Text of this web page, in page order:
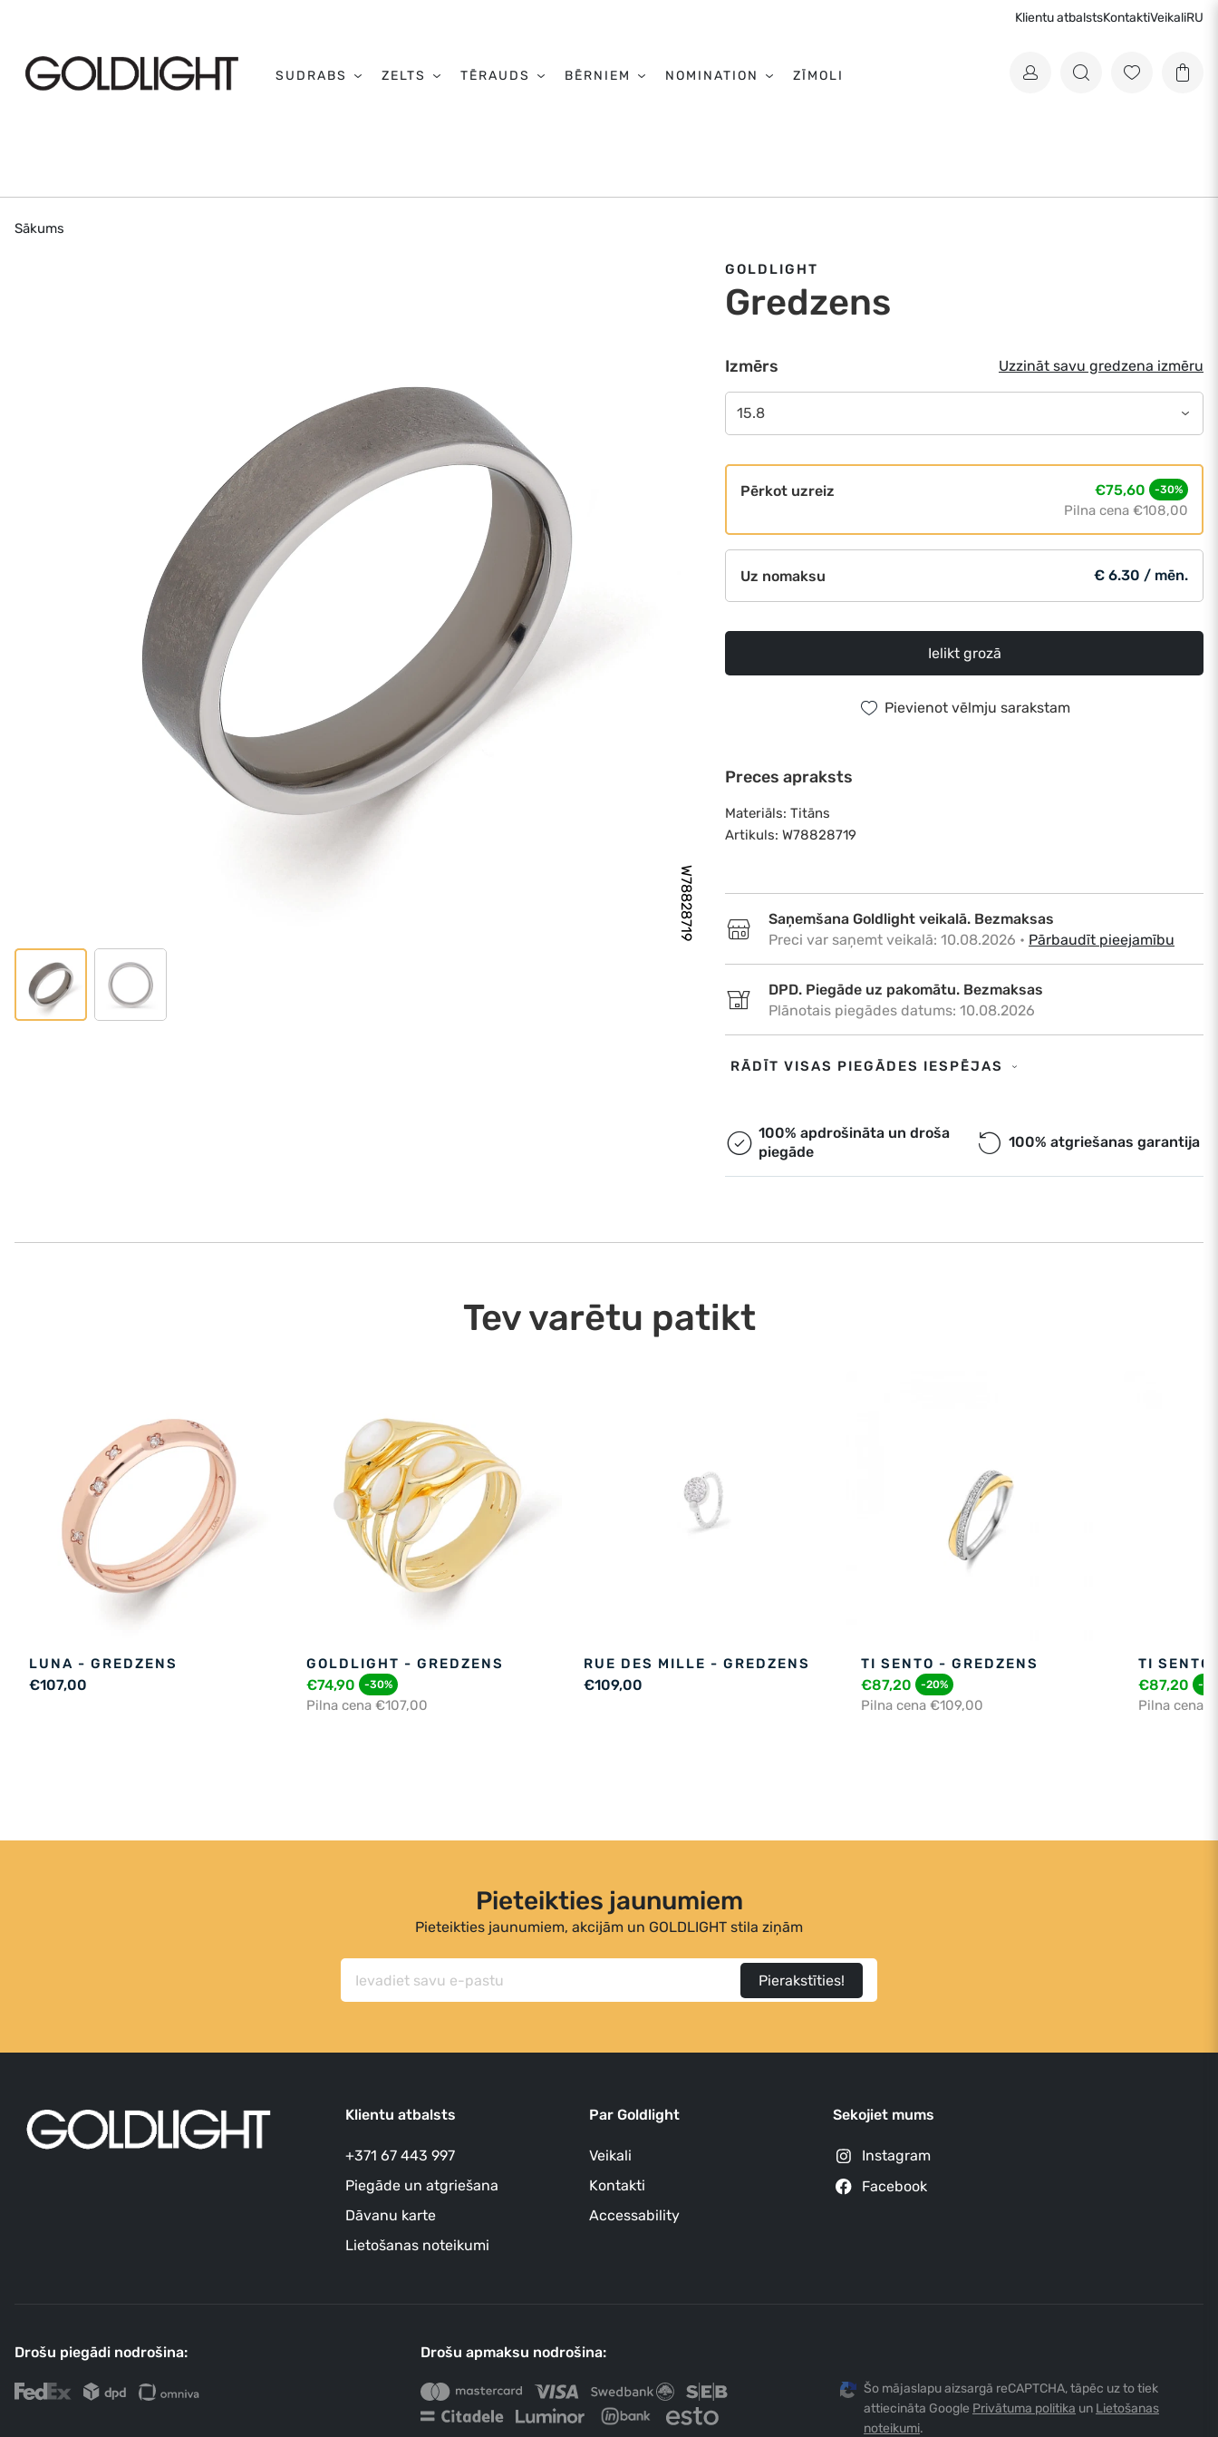
Klientu atbalstsKontaktiVeikaliRU
SUDRABS ZELTS TĒRAUDS BĒRNIEM NOMINATION ZĪMOLI
Sākums
W78828719
GOLDLIGHT
Gredzens
Izmērs Uzzināt savu gredzena izmēru
15.8
Pērkot uzreiz €75,60 -30%
Pilna cena €108,00
Uz nomaksu € 6.30 / mēn.
Ielikt grozā
Pievienot vēlmju sarakstam
Preces apraksts
Materiāls: Titāns
Artikuls: W78828719
Saņemšana Goldlight veikalā. Bezmaksas
Preci var saņemt veikalā: 10.08.2026 • Pārbaudīt pieejamību
DPD. Piegāde uz pakomātu. Bezmaksas
Plānotais piegādes datums: 10.08.2026
DPD. Piegāde uz adresi. €6,50
Omniva. Piegāde uz pakomātu. Bezmaksas
Plānotais piegādes datums: 10.08.2026
10.08.2026
RĀDĪT VISAS PIEGĀDES IESPĒJAS
100% apdrošināta un droša
piegāde
100% atgriešanas garantija
Tev varētu patikt
LUNA - GREDZENS
€107,00
GOLDLIGHT - GREDZENS
€74,90 -30%
Pilna cena €107,00
RUE DES MILLE - GREDZENS
€109,00
TI SENTO - GREDZENS
€87,20 -20%
Pilna cena €109,00
TI SENTO
€87,20 -
Pilna cena
Pieteikties jaunumiem
Pieteikties jaunumiem, akcijām un GOLDLIGHT stila ziņām
Pierakstīties!
Klientu atbalsts
+371 67 443 997
Piegāde un atgriešana
Dāvanu karte
Lietošanas noteikumi
Par Goldlight
Veikali
Kontakti
Accessability
Sekojiet mums
Instagram
Facebook
Drošu piegādi nodrošina: Drošu apmaksu nodrošina:
Šo mājaslapu aizsargā reCAPTCHA, tāpēc uz to tiek
attiecināta Google Privātuma politika un Lietošanas
noteikumi.